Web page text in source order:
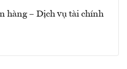
hàng – Dịch vụ tài chính